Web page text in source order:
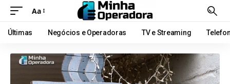
Aa
Últimas Negócios e Operadoras TV e Streaming